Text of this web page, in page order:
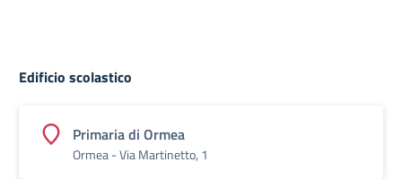
Edificio scolastico
Primaria di Ormea
Ormea - Via Martinetto, 1